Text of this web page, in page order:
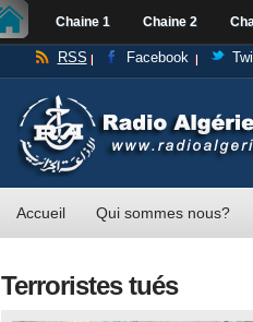
Chaine 1 Chaine 2
RSS Facebook
Accueil Qui sommes nous?
Terroristes tués